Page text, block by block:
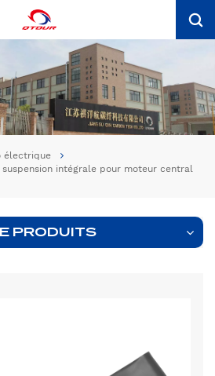
électrique
suspension intégrale pour moteur central
PRODUITS